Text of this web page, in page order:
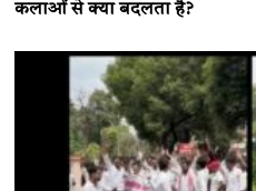
कलाओं से क्या बदलता है?